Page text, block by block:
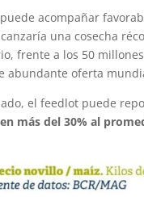
acompañar
una cosecha
frente a los 50
abundante oferta
el feedlot puede
más del 30% al